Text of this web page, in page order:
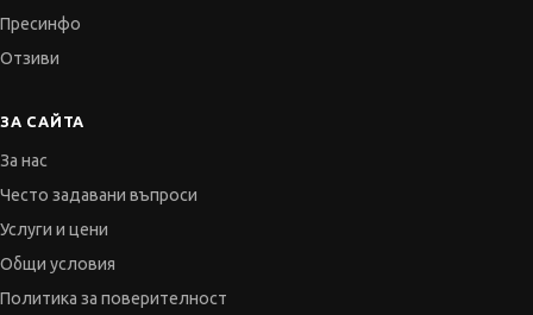
Пресинфо
Отзиви
ЗА САЙТА
За нас
Често задавани въпроси
Услуги и цени
Общи условия
Политика за поверителност